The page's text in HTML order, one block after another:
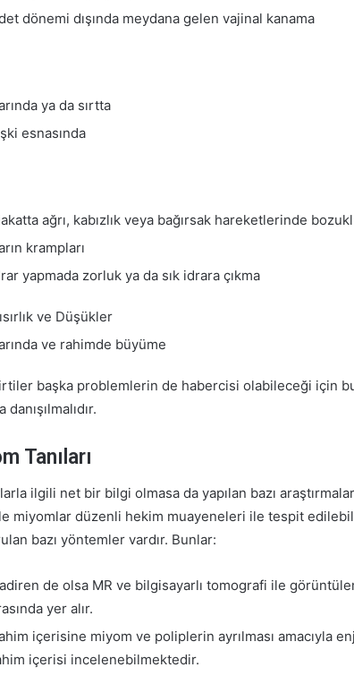
dönemi dışında meydana gelen vajinal kanama
ya da sırtta
esnasında
ağrı, kabızlık veya bağırsak hareketlerinde
krampları
yapmada zorluk ya da sık idrara çıkma
ve Düşükler
ve rahimde büyüme
başka problemlerin de habercisi olabileceği için
Tanıları
ilgili net bir bilgi olmasa da yapılan bazı
miyomlar düzenli hekim muayeneleri ile tespit
bazı yöntemler vardır. Bunlar:
de olsa MR ve bilgisayarlı tomografi ile
yer alır.
içerisine miyom ve poliplerin ayrılması amacıyla
içerisi incelenebilmektedir.